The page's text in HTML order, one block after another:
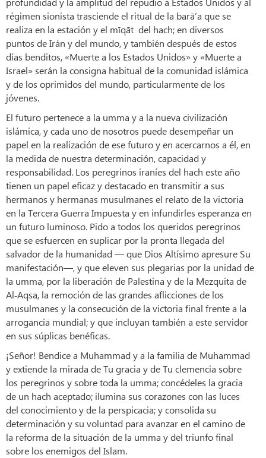
régimen sionista trasciende el ritual de la barā’a que se
realiza en la estación y el mīqāt del hach; en diversos
puntos de Irán y del mundo, y también después de estos
días benditos, «Muerte a los Estados Unidos» y «Muerte a
Israel» serán la consigna habitual de la comunidad islámica
y de los oprimidos del mundo, particularmente de los
jóvenes.
El futuro pertenece a la umma y a la nueva civilización
islámica, y cada uno de nosotros puede desempeñar un
papel en la realización de ese futuro y en acercarnos a él, en
la medida de nuestra determinación, capacidad y
responsabilidad. Los peregrinos iraníes del hach este año
tienen un papel eficaz y destacado en transmitir a sus
hermanos y hermanas musulmanes el relato de la victoria
en la Tercera Guerra Impuesta y en infundirles esperanza en
un futuro luminoso. Pido a todos los queridos peregrinos
que se esfuercen en suplicar por la pronta llegada del
salvador de la humanidad — que Dios Altísimo apresure Su
manifestación—, y que eleven sus plegarias por la unidad de
la umma, por la liberación de Palestina y de la Mezquita de
Al‑Aqsa, la remoción de las grandes aflicciones de los
musulmanes y la consecución de la victoria final frente a la
arrogancia mundial; y que incluyan también a este servidor
en sus súplicas benéficas.
¡Señor! Bendice a Muhammad y a la familia de Muhammad
y extiende la mirada de Tu gracia y de Tu clemencia sobre
los peregrinos y sobre toda la umma; concédeles la gracia
de un hach aceptado; ilumina sus corazones con las luces
del conocimiento y de la perspicacia; y consolida su
determinación y su voluntad para avanzar en el camino de
la reforma de la situación de la umma y del triunfo final
sobre los enemigos del Islam.